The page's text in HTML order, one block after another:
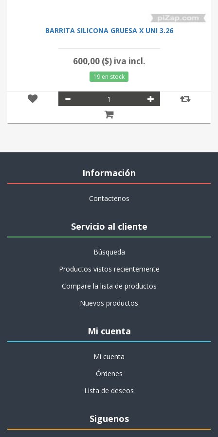
BARRITA SILICONA GRUESA X UNI 3.26
600,00 ($) iva incl.
19 en stock
Información
Contactenos
Servicio al cliente
Búsqueda
Productos vistos recientemente
Compare la lista de productos
Nuevos productos
Mi cuenta
Mi cuenta
Órdenes
Lista de deseos
Siguenos